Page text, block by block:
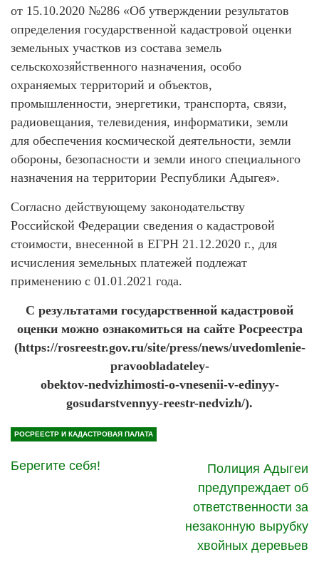
от 15.10.2020 №286 «Об утверждении результатов
определения государственной кадастровой оценки
земельных участков из состава земель
сельскохозяйственного назначения, особо
охраняемых территорий и объектов,
промышленности, энергетики, транспорта, связи,
радиовещания, телевидения, информатики, земли
для обеспечения космической деятельности, земли
обороны, безопасности и земли иного специального
назначения на территории Республики Адыгея».
Согласно действующему законодательству
Российской Федерации сведения о кадастровой
стоимости, внесенной в ЕГРН 21.12.2020 г., для
исчисления земельных платежей подлежат
применению с 01.01.2021 года.
С результатами государственной кадастровой
оценки можно ознакомиться на сайте Росреестра
(https://rosreestr.gov.ru/site/press/news/uvedomlenie-
pravoobladateley-
obektov-nedvizhimosti-o-vnesenii-v-edinyy-
gosudarstvennyy-reestr-nedvizh/).
РОСРЕЕСТР И КАДАСТРОВАЯ ПАЛАТА
Берегите себя!
Полиция Адыгеи
предупреждает об
ответственности за
незаконную вырубку
хвойных деревьев